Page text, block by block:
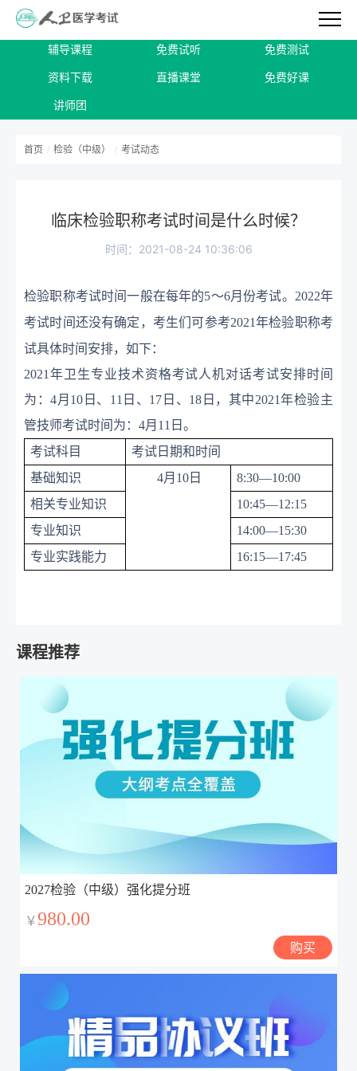
辅导课程 免费试听 免费测试
资料下载 直播课堂 免费好课
讲师团
首页 / 检验（中级） / 考试动态
临床检验职称考试时间是什么时候？
时间：2021-08-24 10:36:06
检验职称考试时间一般在每年的5～6月份考试。2022年
考试时间还没有确定，考生们可参考2021年检验职称考
试具体时间安排，如下：
2021年卫生专业技术资格考试人机对话考试安排时间
为：4月10日、11日、17日、18日，其中2021年检验主
管技师考试时间为：4月11日。
考试科目
考试日期和时间
基础知识
4月10日
8:30—10:00
相关专业知识
10:45—12:15
专业知识
14:00—15:30
专业实践能力
16:15—17:45
课程推荐
2027检验（中级）强化提分班
￥980.00
购买